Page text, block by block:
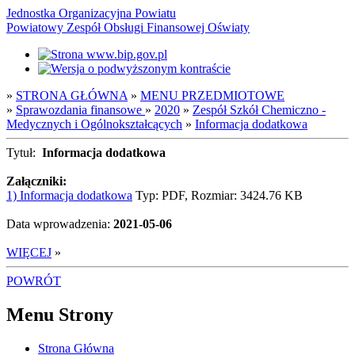
Jednostka Organizacyjna Powiatu
Powiatowy Zespół Obsługi Finansowej Oświaty
» STRONA GŁÓWNA » MENU PRZEDMIOTOWE
» Sprawozdania finansowe » 2020 » Zespół Szkół Chemiczno -
Medycznych i Ogólnokształcących » Informacja dodatkowa
Tytuł: Informacja dodatkowa
Załączniki:
1) Informacja dodatkowa Typ: PDF, Rozmiar: 3424.76 KB
Data wprowadzenia: 2021-05-06
WIĘCEJ »
POWRÓT
Menu Strony
Strona Główna